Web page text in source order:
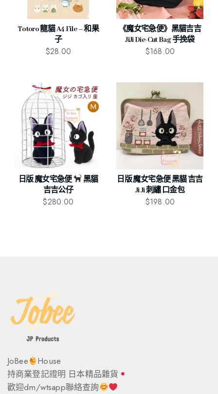
Totoro 龍貓 A4 File – 和果
子
$28.00
《魔女宅急便》黑貓吉吉
JiJi Die-Cut Bag 手挽袋
$168.00
日版 魔女宅急便
黑貓
吉吉公仔
$280.00
日版 魔女宅急便 黑貓 吉吉
Ji Ji 刺繡 口金包
$198.00
JoBee
House
持商業登記證明 日本精品雜貨
歡迎dm/wtsapp聯絡查詢